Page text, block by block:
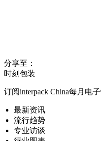
分享至：
时刻包装
订阅interpack China每月电
最新资讯
流行趋势
专业访谈